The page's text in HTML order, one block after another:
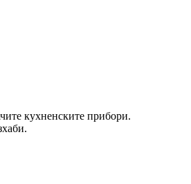
кухненските прибори.